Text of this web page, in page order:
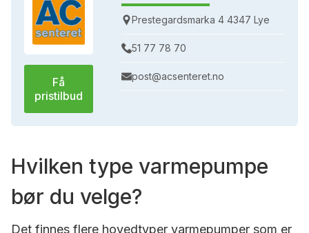
Få
pristilbud
Prestegardsmarka 4 4347 Lye
51 77 78 70
post@acsenteret.no
Hvilken type varmepumpe
bør du velge?
Det finnes flere hovedtyper varmepumper som er